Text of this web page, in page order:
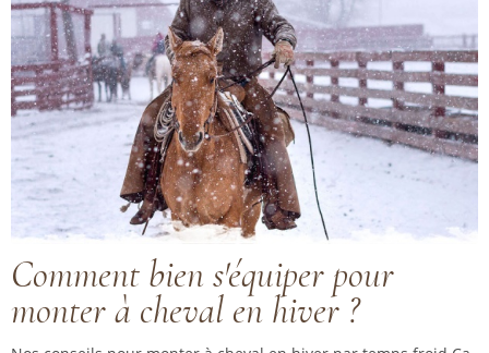
Comment bien s'équiper pour
monter à cheval en hiver ?